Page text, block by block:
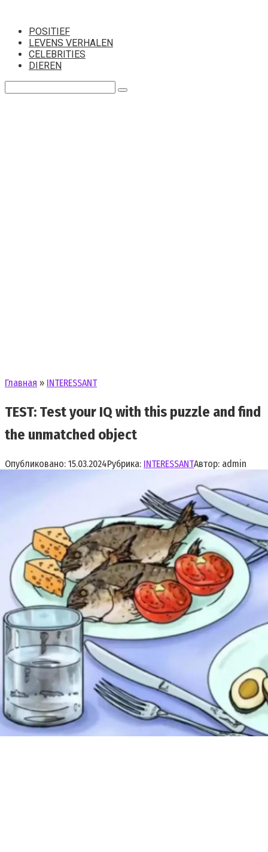
контентуPOSITIEF
LEVENS VERHALEN
CELEBRITIES
DIEREN
Главная » INTERESSANT
TEST: Test your IQ with this puzzle and find
the unmatched object
Опубликовано: 15.03.2024Рубрика: INTERESSANTАвтор: admin